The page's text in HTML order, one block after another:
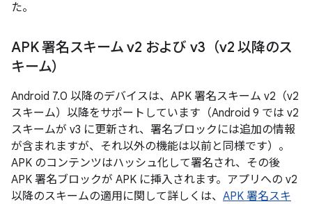
た。
APK 署名スキーム v2 および v3（v2 以降のス
キーム）
Android 7.0 以降のデバイスは、APK 署名スキーム v2（v2
スキーム）以降をサポートしています（Android 9 では v2
スキームが v3 に更新され、署名ブロックには追加の情報
が含まれますが、それ以外の機能は以前と同様です）。
APK のコンテンツはハッシュ化して署名され、その後
APK 署名ブロックが APK に挿入されます。アプリへの v2
以降のスキームの適用に関して詳しくは、 APK 署名スキ